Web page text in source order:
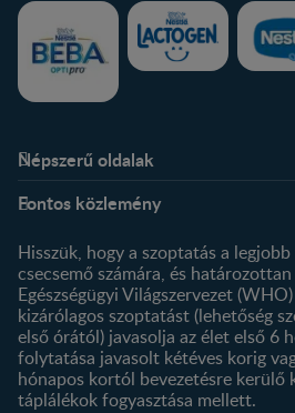
Népszerű oldalak
Kapcsolat
Történetünk
Profilom
Termékeink
Termék kereső
Fontos közlemény
Hisszük, hogy a szoptatás a
csecsemő számára, és
Egészségügyi Világszervezet
kizárólagos szoptatást (lehetőség
első órától) javasolja az élet első 6
folytatása javasolt kétéves korig
hónapos kortól bevezetésre kerülő
táplálékok fogyasztása mellett.